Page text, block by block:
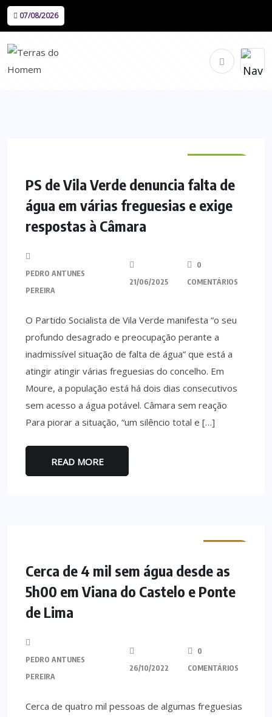
07/08/2026
PS de Vila Verde denuncia falta de
água em várias freguesias e exige
respostas à Câmara
PEDRO ANTUNES
PEREIRA
21/06/2025
0
COMENTÁRIOS
O Partido Socialista de Vila Verde manifesta “o seu
profundo desagrado e preocupação perante a
inadmissível situação de falta de água” que está a
atingir atingir várias freguesias do concelho. Em
Moure, a população está há dois dias consecutivos
sem acesso a água potável. Câmara sem reação
Para piorar a situação, “um silêncio total e […]
READ MORE
Cerca de 4 mil sem água desde as
5h00 em Viana do Castelo e Ponte
de Lima
PEDRO ANTUNES
PEREIRA
26/10/2022
0
COMENTÁRIOS
Cerca de quatro mil pessoas de algumas freguesias